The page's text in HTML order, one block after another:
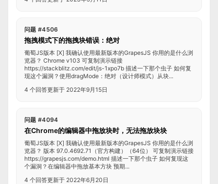
问题 #4506
拖拽模式下的拖拽块错误：绝对
葡萄JS版本 [X] 我确认使用最新版本的GrapesJS 你用的是什么浏
览器？ Chrome v103 可复制演示链接
https://stackblitz.com/edit/js-1xpo7b 描述一下那个虫子 如何复
现这个漏洞？使用dragMode：绝对（设计师模式）从块...
4 个回答更新于 2022年9月15日
问题 #4094
在Chrome的编辑器中拖放块时，无法拖放块块
葡萄JS版本 [X] 我确认使用最新版本的GrapesJS 你用的是什么浏
览器？ 版本 97.0.4692.71（官方构建）（64位） 可复制演示链接
https://grapesjs.com/demo.html 描述一下那个虫子 如何复现这
个漏洞？在编辑器中拖放基本方块 预期...
4 个回答更新于 2022年6月20日